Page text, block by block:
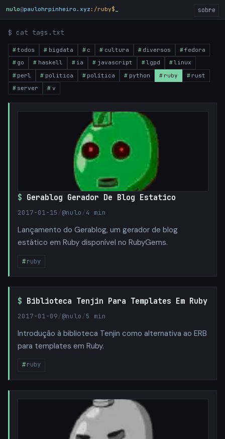
nulo@paulohrpinheiro.xyz :/ruby$ sobre
$ cat tags.txt
todos bigdata c cultura diversos
fedora
go
haskell ia javascript lgpd
linux
perl
politica política python ruby
rust
server
v
Gerablog Gerador De Blog Estatico
2017-01-15 /@nulo /4 min
Lançamento do Gerablog, um gerador de blog
estático em Ruby disponível no RubyGems.
ruby
Biblioteca Tenjin Para Templates Em Ruby
2017-01-09/@nulo /5 min
Introdução à biblioteca Tenjin como alternativa ao ERB
para templates em Ruby.
ruby